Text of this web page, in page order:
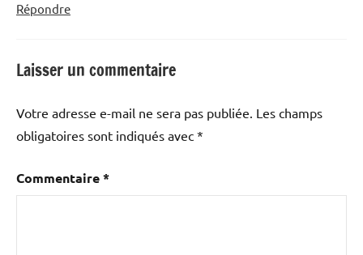
Répondre
Laisser un commentaire
Votre adresse e-mail ne sera pas publiée. Les champs
obligatoires sont indiqués avec *
Commentaire*